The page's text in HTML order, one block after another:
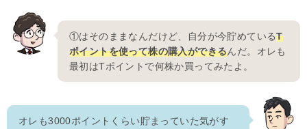
①はそのままなんだけど、自分が今貯めているT
ポイントを使って株の購入ができるんだ。オレも
最初はTポイントで何株か買ってみたよ。
オレも3000ポイントくらい貯まっていた気がす